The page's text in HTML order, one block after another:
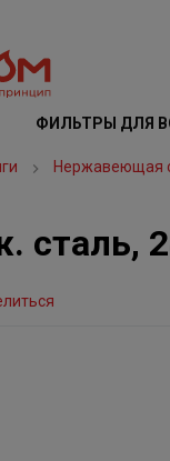
ФИЛЬТРЫ ДЛЯ
Нержавеющая
сталь,